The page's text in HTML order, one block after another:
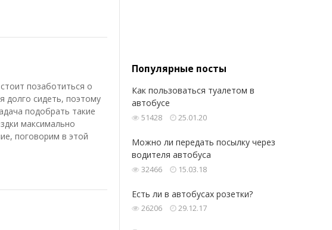
позаботиться о
долго сидеть, поэтому
подобрать такие
максимально
поговорим в этой
Популярные посты
Как пользоваться туалетом в
автобусе
51428 25.01.20
Можно ли передать посылку через
водителя автобуса
32466 15.03.18
Есть ли в автобусах розетки?
26206 29.12.17